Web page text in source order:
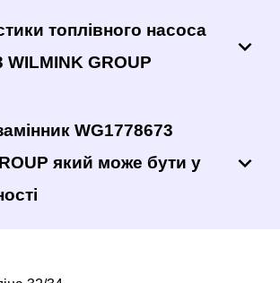
топлівного насоса
WILMINK GROUP
WG1778673
який може бути у